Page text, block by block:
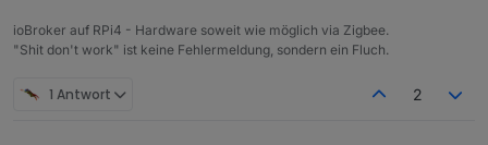
ioBroker auf RPi4 - Hardware soweit wie möglich via Zigbee.
"Shit don't work" ist keine Fehlermeldung, sondern ein Fluch.
1 Antwort 2